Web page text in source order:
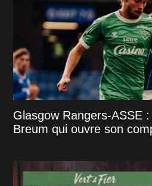
Glasgow Rangers-ASSE
Breum qui ouvre son